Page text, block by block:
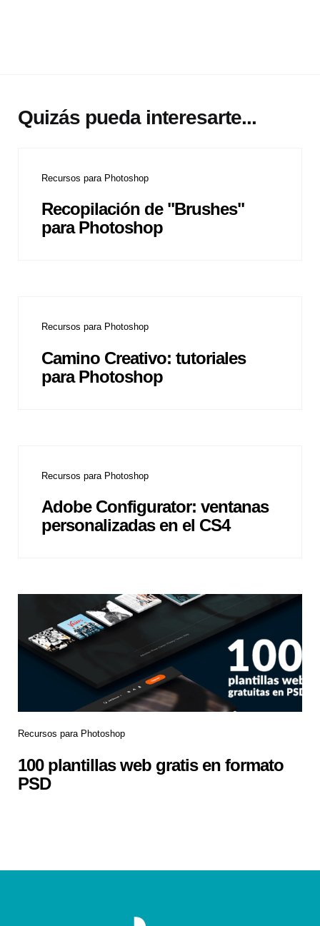
Quizás pueda interesarte...
Recursos para Photoshop
Recopilación de "Brushes"
para Photoshop
Recursos para Photoshop
Camino Creativo: tutoriales
para Photoshop
Recursos para Photoshop
Adobe Configurator: ventanas
personalizadas en el CS4
Recursos para Photoshop
100 plantillas web gratis en formato
PSD